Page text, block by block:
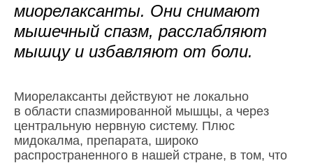
миорелаксанты. Они снимают
мышечный спазм, расслабляют
мышцу и избавляют от боли.
Миорелаксанты действуют не локально
в области спазмированной мышцы, а через
центральную нервную систему. Плюс
мидокалма, препарата, широко
распространенного в нашей стране, в том, что